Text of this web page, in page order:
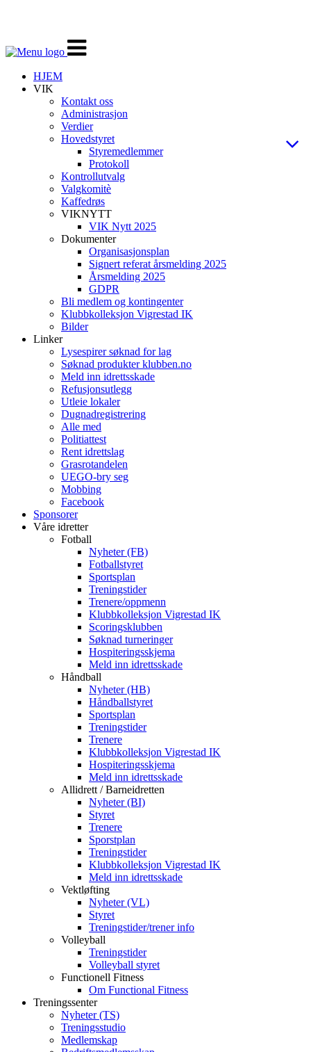
Veksle
navigasjon
HJEM
VIK
Kontakt oss
Administrasjon
Verdier
Hovedstyret
Styremedlemmer
Protokoll
Kontrollutvalg
Valgkomitè
Kaffedrøs
VIKNYTT
VIK Nytt 2025
Dokumenter
Organisasjonsplan
Signert referat årsmelding 2025
Årsmelding 2025
GDPR
Bli medlem og kontingenter
Klubbkolleksjon Vigrestad IK
Bilder
Linker
Lysespirer søknad for lag
Søknad produkter klubben.no
Meld inn idrettsskade
Refusjonsutlegg
Utleie lokaler
Dugnadregistrering
Alle med
Politiattest
Rent idrettslag
Grasrotandelen
UEGO-bry seg
Mobbing
Facebook
Sponsorer
Våre idretter
Fotball
Nyheter (FB)
Fotballstyret
Sportsplan
Treningstider
Trenere/oppmenn
Klubbkolleksjon Vigrestad IK
Scoringsklubben
Søknad turneringer
Hospiteringsskjema
Meld inn idrettsskade
Håndball
Nyheter (HB)
Håndballstyret
Sportsplan
Treningstider
Trenere
Klubbkolleksjon Vigrestad IK
Hospiteringsskjema
Meld inn idrettsskade
Allidrett / Barneidretten
Nyheter (BI)
Styret
Trenere
Sporstplan
Treningstider
Klubbkolleksjon Vigrestad IK
Meld inn idrettsskade
Vektløfting
Nyheter (VL)
Styret
Treningstider/trener info
Volleyball
Treningstider
Volleyball styret
Functionell Fitness
Om Functional Fitness
Treningssenter
Nyheter (TS)
Treningsstudio
Medlemskap